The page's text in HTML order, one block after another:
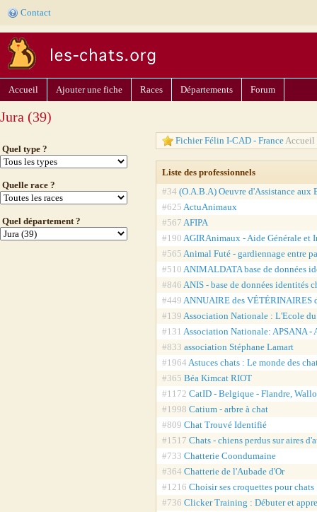
Contact
Accueil Ajouter une fiche Races Départements Forum
Jura (39)
Quel type ?
Quelle race ?
Quel département ?
Fichier Félin I-CAD - FranceAccueil
Liste des professionnels
#34 (O.A.B.A) Oeuvre d'Assistance aux
#625 ActuAnimaux
#567 AFIPA
#190 AGIRAnimaux - Aide Générale et
#565 Animal Futé - gardiennage entre
#510 ANIMALDATA base de données
#846 ANIS - base de données identités
#449 ANNUAIRE des VÉTÉRINAIRES
#139 Association Nationale : L'Ecole
#131 Association Nationale: APSANA -
#833 association Stéphane Lamart
#1964 Astuces chats : Le monde des
#365 Béa Kimcat RIOT
#1172 CatID - Belgique - Flandre,
#1998 Catium - arbre à chat
#809 Chat Trouvé Identifié
#1517 Chats - chiens perdus sur aires
#733 Chatterie Coondumaine
#364 Chatterie de l'Aubade d'Or
#1216 Choisir ses croquettes pour
#736 Clicker Training : Débuter et